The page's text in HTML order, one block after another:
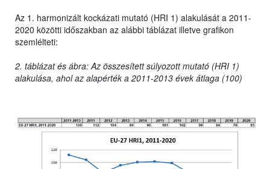
Az 1. harmonizált kockázati mutató (HRI 1) alakulását a 2011-
2020 közötti időszakban az alábbi táblázat illetve grafikon
szemlélteti:
2. táblázat és ábra: Az összesített súlyozott mutató (HRI 1)
alakulása, ahol az alapérték a 2011-2013 évek átlaga (100)